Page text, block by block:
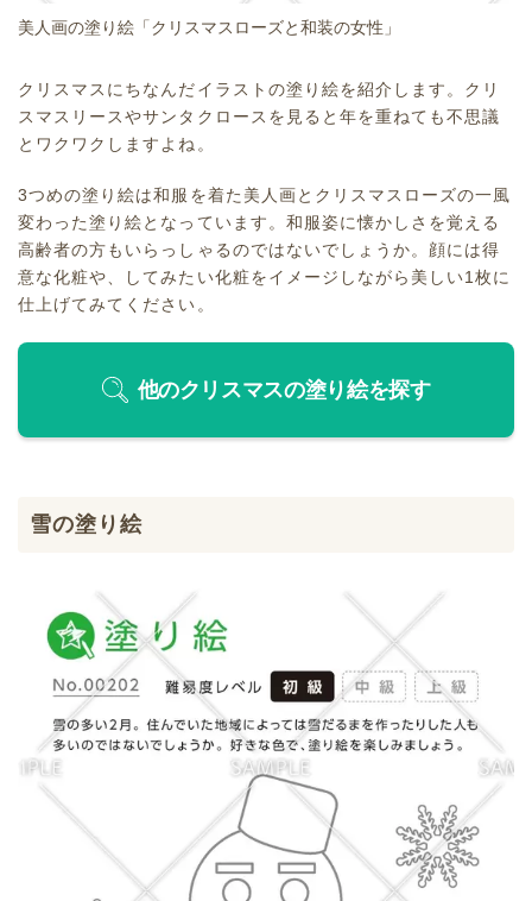
美人画の塗り絵「クリスマスローズと和装の女性」
クリスマスにちなんだイラストの塗り絵を紹介します。クリ
スマスリースやサンタクロースを見ると年を重ねても不思議
とワクワクしますよね。
3つめの塗り絵は和服を着た美人画とクリスマスローズの一風
変わった塗り絵となっています。和服姿に懐かしさを覚える
高齢者の方もいらっしゃるのではないでしょうか。顔には得
意な化粧や、してみたい化粧をイメージしながら美しい1枚に
仕上げてみてください。
他のクリスマスの塗り絵を探す
雪の塗り絵